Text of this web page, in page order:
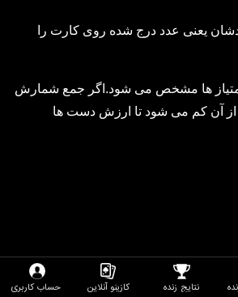
امتياز خودشان يعنى عدد درج شده روى كارت را
ها مشخص مى شود.اگر جمع شمارش
از ١٠ شد ١٠ تا از آن كم مى شود تا ارزش دست ها
نتایج زنده کازینو آنلاین حساب کاربری